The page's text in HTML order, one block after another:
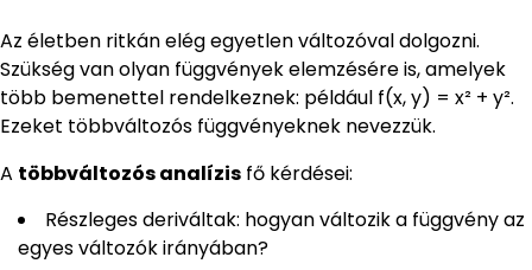
Az életben ritkán elég egyetlen változóval dolgozni.
Szükség van olyan függvények elemzésére is, amelyek
több bemenettel rendelkeznek: például f(x, y) = x² + y².
Ezeket többváltozós függvényeknek nevezzük.
A többváltozós analízis fő kérdései:
Részleges deriváltak: hogyan változik a függvény az
egyes változók irányában?